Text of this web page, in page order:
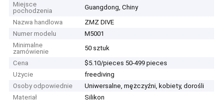
Miejsce
pochodzenia
Guangdong, Chiny
Nazwa handlowa
ZMZ DIVE
Numer modelu
M5001
Minimalne
zamówienie
50 sztuk
Cena
$5.10/pieces 50-499 pieces
Użycie
freediving
Osoby odpowiednie
Uniwersalne, mężczyźni, kobiety, dorośli
Materiał
Silikon